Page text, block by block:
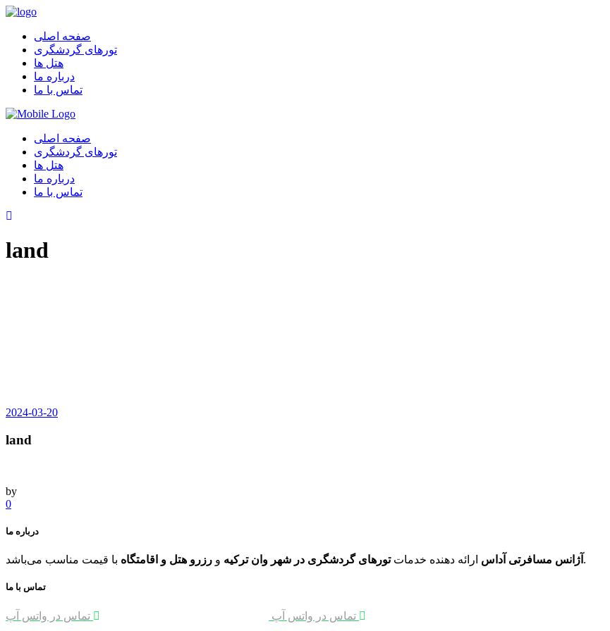
صفحه اصلی
تورهای گردشگری
هتل ها
درباره ما
تماس با ما
صفحه اصلی
تورهای گردشگری
هتل ها
درباره ما
تماس با ما
land
2024-03-20
land
by
0
درباره ما
آژانس مسافرتی آداس ارائه دهنده خدماتتورهای گردشگری در شهر وان ترکیه و رزرو هتل و اقامتگاه با قیمت مناسب می‌باشد.
تماس با ما
تماس در واتس آپ تماس در واتس آپ